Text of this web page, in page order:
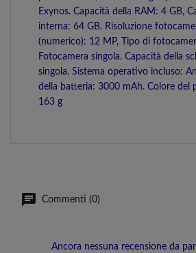
Exynos. Capacità della RAM: 4 GB,
interna: 64 GB. Risoluzione
(numerico): 12 MP, Tipo di
Fotocamera singola. Capacità della
singola. Sistema operativo incluso:
della batteria: 3000 mAh. Colore del
163 g
Commenti (0)
Ancora nessuna recensione da